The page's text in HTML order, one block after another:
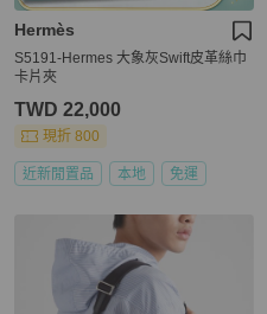
Hermès
S5191-Hermes 大象灰Swift皮革絲巾
卡片夾
TWD 22,000
現折 800
近新閒置品 本地 免運